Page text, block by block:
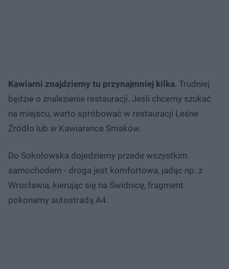
Kawiarni znajdziemy tu przynajmniej kilka. Trudniej
będzie o znalezienie restauracji. Jeśli chcemy szukać
na miejscu, warto spróbować w restauracji Leśne
Źródło lub w Kawiarence Smaków.
Do Sokołowska dojedziemy przede wszystkim
samochodem - droga jest komfortowa, jadąc np. z
Wrocławia, kierując się na Świdnicę, fragment
pokonamy autostradą A4.